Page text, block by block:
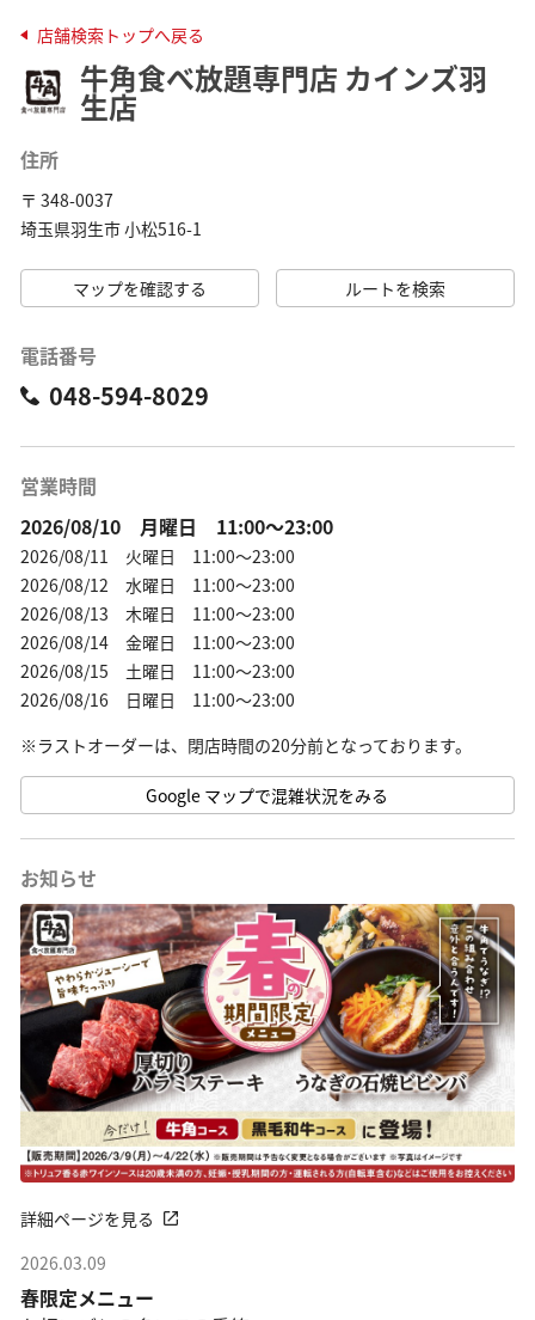
店舗検索トップへ戻る
牛角食べ放題専門店 カインズ羽
生店
住所
〒 348-0037
埼玉県羽生市 小松516-1
マップを確認する ルートを検索
電話番号
048-594-8029
営業時間
2026/08/10 月曜日 11:00～23:00
2026/08/11 火曜日 11:00～23:00
2026/08/12 水曜日 11:00～23:00
2026/08/13 木曜日 11:00～23:00
2026/08/14 金曜日 11:00～23:00
2026/08/15 土曜日 11:00～23:00
2026/08/16 日曜日 11:00～23:00
※ラストオーダーは、閉店時間の20分前となっております。
Google マップで混雑状況をみる
お知らせ
詳細ページを見る
2026.03.09
春限定メニュー